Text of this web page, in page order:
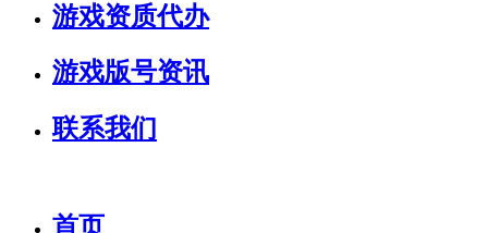
游戏资质代办
游戏版号资讯
联系我们
首页